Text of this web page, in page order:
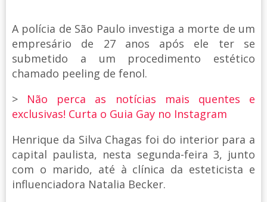
A polícia de São Paulo investiga a morte de um
empresário de 27 anos após ele ter se
submetido a um procedimento estético
chamado peeling de fenol.
> Não perca as notícias mais quentes e
exclusivas! Curta o Guia Gay no Instagram
Henrique da Silva Chagas foi do interior para a
capital paulista, nesta segunda-feira 3, junto
com o marido, até à clínica da esteticista e
influenciadora Natalia Becker.